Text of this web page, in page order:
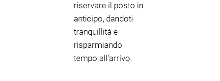
riservare il posto in
anticipo, dandoti
tranquillità e
risparmiando
tempo all'arrivo.